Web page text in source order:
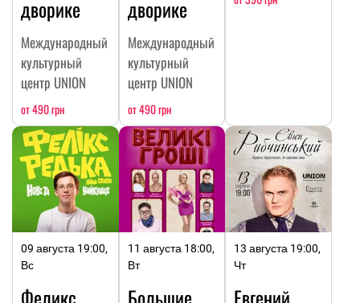
дворике
Международный
культурный
центр UNION
от 490 грн
дворике
Международный
культурный
центр UNION
от 490 грн
09 августа 19:00,
Вс
11 августа 18:00,
Вт
13 августа 19:00,
Чт